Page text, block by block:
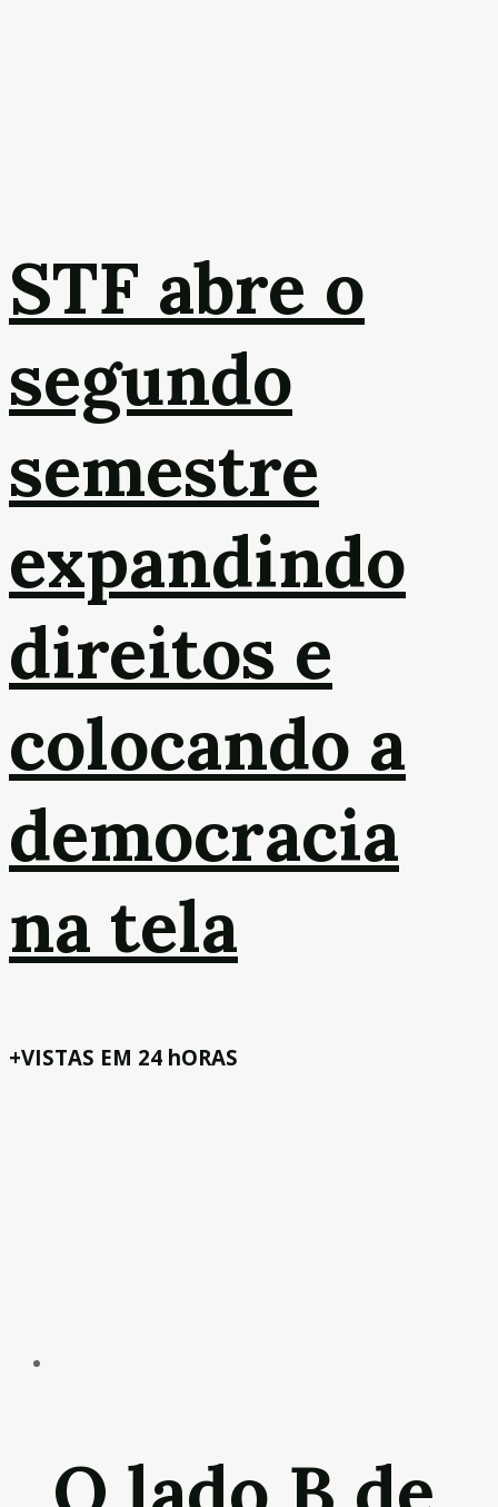
STF abre o
segundo
semestre
expandindo
direitos e
colocando a
democracia
na tela
+VISTAS EM 24 hORAS